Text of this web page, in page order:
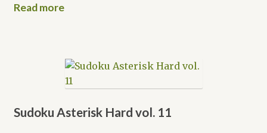
Read more
Sudoku Asterisk Hard vol. 11